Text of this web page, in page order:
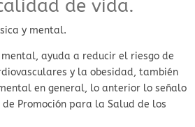
de vida.
y mental.
ayuda a reducir el riesgo de
y la obesidad, también
en general, lo anterior lo señalo
Promoción para la Salud de los